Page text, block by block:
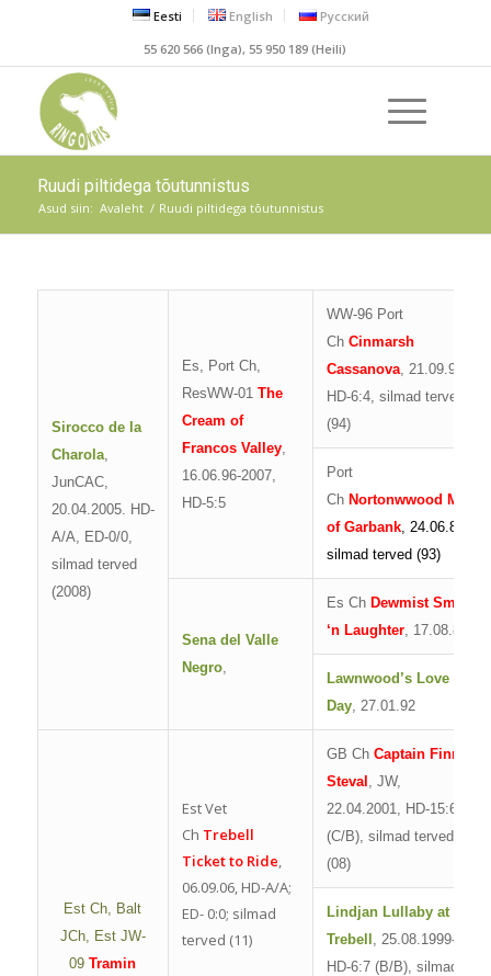
Eesti English
Русский
55 620 566 (Inga), 55 950 189 (Heili)
Ruudi piltidega tõutunnistus
Asud siin: Avaleht / Ruudi piltidega tõutunnistus
Sirocco de la
Charola,
JunCAC,
20.04.2005. HD-
A/A, ED-0/0,
silmad terved
(2008)
Es, Port Ch,
ResWW-01 The
Cream of
Francos Valley,
16.06.96-2007,
HD-5:5
WW-96 Port
Ch Cinmarsh
Cassanova, 21.09.91,
HD-6:4, silmad terved
(94)
Port
Ch Nortonwwood MIss
of Garbank, 24.06.88,
silmad terved (93)
Sena del Valle
Negro,
Es Ch Dewmist Smile
‘n Laughter, 17.08.88
Lawnwood’s Love
Day, 27.01.92
Est Ch, Balt
JCh, Est JW-
09Tramin
Est Vet
Ch Trebell
Ticket to Ride,
06.09.06, HD-A/A;
ED- 0:0; silmad
terved (11)
GB Ch Captain Finn at
Steval , JW,
22.04.2001, HD-15:6
(C/B), silmad terved
(08)
Lindjan Lullaby at
Trebell , 25.08.1999-11,
HD-6:7 (B/B), silmad